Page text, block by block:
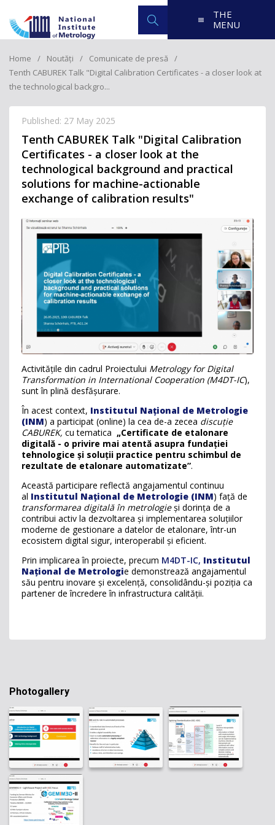
THE
MENU
Home Noutăți
Comunicate de presă
Tenth CABUREK Talk "Digital Calibration Certificates - a closer look at
the technological backgro...
Published: 27 May 2025
Tenth CABUREK Talk "Digital Calibration
Certificates - a closer look at the
technological background and practical
solutions for machine-actionable
exchange of calibration results"
Activitățile din cadrul Proiectului Metrology for Digital
Transformation in International Cooperation (M4DT-IC),
sunt în plină desfășurare.
În acest context, Institutul Național de Metrologie
(INM) a participat (online) la cea de-a zecea discuție
CABUREK, cu tematica „Certificate de etalonare
digitală - o privire mai atentă asupra fundației
tehnologice și soluții practice pentru schimbul de
rezultate de etalonare automatizate”.
Această participare reflectă angajamentul continuu
al Institutul Național de Metrologie (INM) față de
transformarea digitală în metrologieși dorința de a
contribui activ la dezvoltarea și implementarea soluțiilor
moderne de gestionare a datelor de etalonare, într-un
ecosistem digital sigur, interoperabil și eficient.
Prin implicarea în proiecte, precum M4DT-IC, Institutul
Național de Metrologie demonstrează angajamentul
său pentru inovare și excelență, consolidându-și poziția ca
partener de încredere în infrastructura calității.
Photogallery